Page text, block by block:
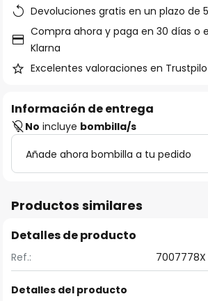
imágenes
Devoluciones gratis en un plazo de
Compra ahora y paga en 30 días o
Klarna
Excelentes valoraciones en
Información de entrega
No incluye bombilla/s
Añade ahora bombilla a tu pedido
Productos similares
Detalles de producto
Ref.: 7007778X
Detalles del producto